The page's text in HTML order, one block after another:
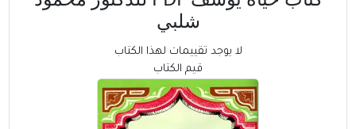
شلبي
لا يوجد تقييمات لهذا الكتاب
قيم الكتاب